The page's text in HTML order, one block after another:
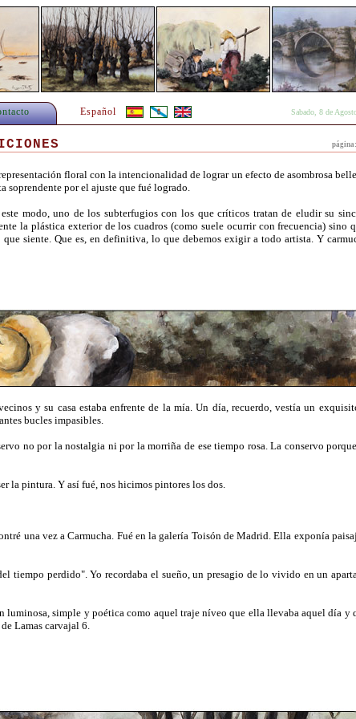
Español Sabado, 8 de
floral con la intencionalidad de lograr un efecto de asombrosa
soprendente por el ajuste que fué logrado.
modo, uno de los subterfugios con los que críticos tratan de eludir su
la plástica exterior de los cuadros (como suele ocurrir con frecuencia) sino
siente. Que es, en definitiva, lo que debemos exigir a todo artista. Y
y su casa estaba enfrente de la mía. Un día, recuerdo, vestía un
bucles impasibles.
no por la nostalgia ni por la morriña de ese tiempo rosa. La conservo
la pintura. Y así fué, nos hicimos pintores los dos.
una vez a Carmucha. Fué en la galería Toisón de Madrid. Ella exponía
tiempo perdido". Yo recordaba el sueño, un presagio de lo vivido en un
luminosa, simple y poética como aquel traje níveo que ella llevaba aquel día y
Lamas carvajal 6.